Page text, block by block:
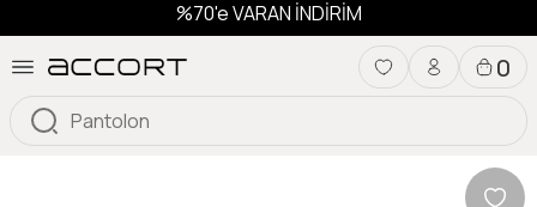
%70'e VARAN İNDİRİM
0